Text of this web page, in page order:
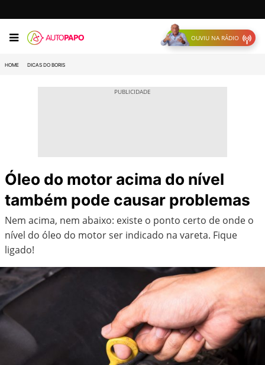
OUVIU NA RÁDIO
HOME DICAS DO BORIS
Óleo do motor acima do nível
também pode causar problemas
Nem acima, nem abaixo: existe o ponto certo de onde o
nível do óleo do motor ser indicado na vareta. Fique
ligado!